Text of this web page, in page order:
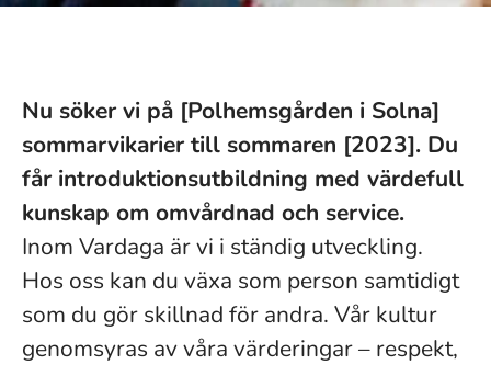
Nu söker vi på [Polhemsgården i Solna]
sommarvikarier till sommaren [2023]. Du
får introduktionsutbildning med värdefull
kunskap om omvårdnad och service.
Inom Vardaga är vi i ständig utveckling.
Hos oss kan du växa som person samtidigt
som du gör skillnad för andra. Vår kultur
genomsyras av våra värderingar – respekt,